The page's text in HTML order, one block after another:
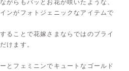
がらもパッとお花が咲いたような、
ンがフォトジェニックなアイテムで
ることで花嫁さまならではのブライ
けます。
とフェミニンでキュートなゴールド